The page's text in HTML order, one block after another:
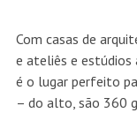
Com casas de
e ateliês e estúdios
é o lugar perfeito
– do alto, são 360